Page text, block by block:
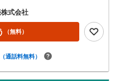
保育園 徒歩11分●家デパ 松
・豊橋市・豊川市・知立市・浜松
エリア・遠州エリアの物件ならおま
、中古戸建、中古マンション、土
数！中古物件をご購入の際、約7
式会社
（無料）
（通話料無料）